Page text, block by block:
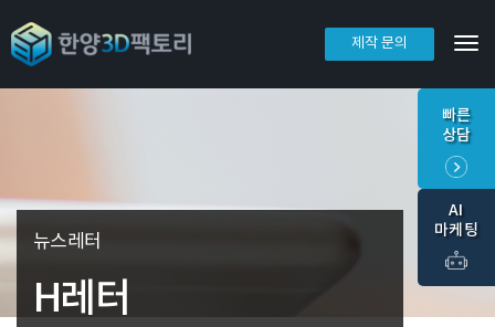
제작 문의
뉴스레터
H레터
빠른
상담
AI
마케팅